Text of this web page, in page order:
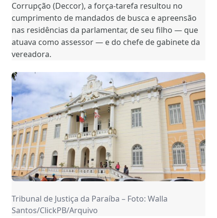
Corrupção (Deccor), a força-tarefa resultou no
cumprimento de mandados de busca e apreensão
nas residências da parlamentar, de seu filho — que
atuava como assessor — e do chefe de gabinete da
vereadora.
Tribunal de Justiça da Paraíba – Foto: Walla
Santos/ClickPB/Arquivo